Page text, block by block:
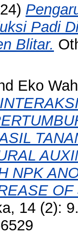
Padi
Blitar.
Eko
NPK
14 (2):